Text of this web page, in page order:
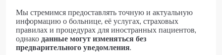
Мы стремимся предоставлять точную и актуальную
информацию о больнице, её услугах, страховых
правилах и процедурах для иностранных пациентов,
однакоданные могут изменяться без
предварительного уведомления.